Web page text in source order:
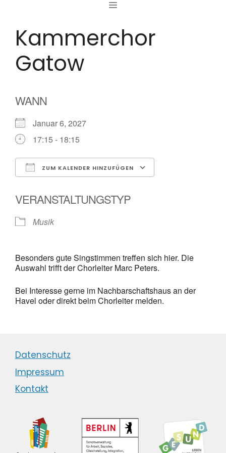
springen
MENÜ
Kammerchor
Gatow
WANN
Januar 6, 2027
17:15 - 18:15
ZUM KALENDER HINZUFÜGEN
VERANSTALTUNGSTYP
Musik
Besonders gute Singstimmen treffen sich hier. Die
Auswahl trifft der Chorleiter Marc Peters.
Bei Interesse gerne im Nachbarschaftshaus an der
Havel oder direkt beim Chorleiter melden.
Datenschutz
Impressum
Kontakt